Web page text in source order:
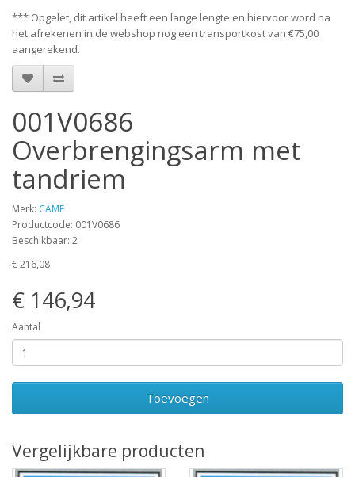
*** Opgelet, dit artikel heeft een lange lengte en hiervoor word na
het afrekenen in de webshop nog een transportkost van €75,00
aangerekend.
001V0686
Overbrengingsarm met
tandriem
Merk: CAME
Productcode: 001V0686
Beschikbaar: 2
€ 216,08
€ 146,94
Aantal
Toevoegen
Vergelijkbare producten